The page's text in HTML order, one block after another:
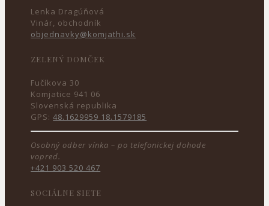
Lenka Dragúňová
Vinár, obchodník
objednavky@komjathi.sk
ZELENÝ DOMČEK
Fučíkova 30
Komjatice 941 06
Slovenská republika
GPS:48.1629959 18.1579185
Osobný odber vínka – po telefonickej dohode
vopred.
+421 903 520 467
SOCIÁLNE SIETE